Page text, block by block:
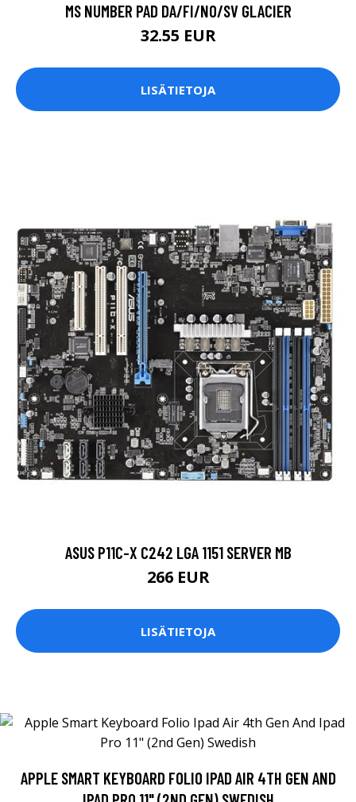
MS NUMBER PAD DA/FI/NO/SV GLACIER
32.55 EUR
LISÄTIETOJA
ASUS P11C-X C242 LGA 1151 SERVER MB
266 EUR
LISÄTIETOJA
APPLE SMART KEYBOARD FOLIO IPAD AIR 4TH GEN AND